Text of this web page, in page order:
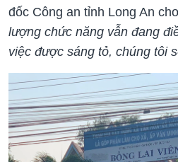
đốc Công an tỉnh Long An
lượng chức năng vẫn đang
việc được sáng tỏ, chúng tôi